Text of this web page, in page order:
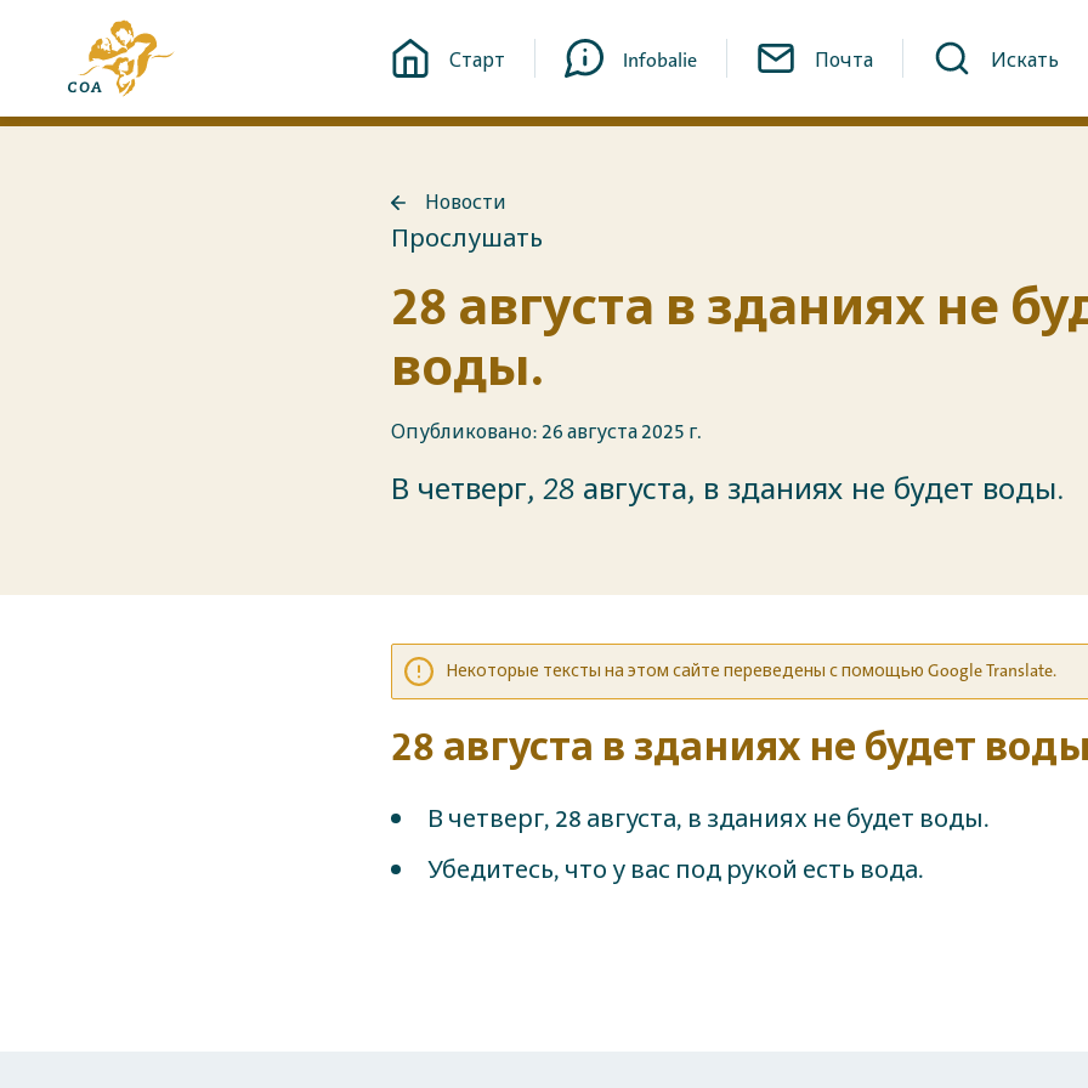
контенту
главную
страницу
Старт Infobalie Почта Искать
к
Новости
Прослушать
28 августа в зданиях не
воды.
Опубликовано: 26 августа 2025 г.
В четверг, 28 августа, в зданиях не будет воды.
Некоторые тексты на этом сайте переведены с помощью Google Translate.
28 августа в зданиях не будет
В четверг, 28 августа, в зданиях не будет воды.
Убедитесь, что у вас под рукой есть вода.